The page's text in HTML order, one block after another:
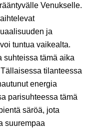
Venukselle.
ja
tuntua vaikealta.
suhteissa tämä aika
tilanteessa
energia
parisuhteessa tämä
säröä, jota
suurempaa